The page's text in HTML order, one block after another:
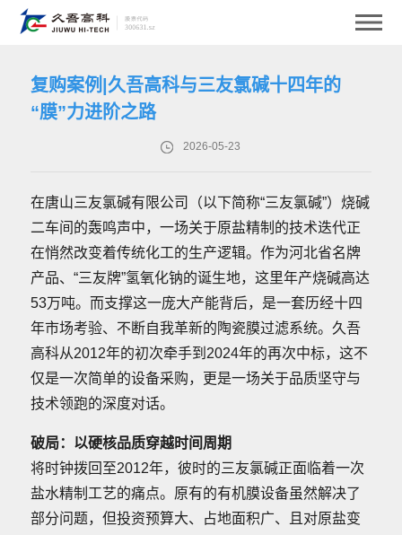
复购案例|久吾高科与三友氯碱十四年的
“膜”力进阶之路
2026-05-23
在唐山三友氯碱有限公司（以下简称“三友氯碱”）烧碱
二车间的轰鸣声中，一场关于原盐精制的技术迭代正
在悄然改变着传统化工的生产逻辑。作为河北省名牌
产品、“三友牌”氢氧化钠的诞生地，这里年产烧碱高达
53万吨。而支撑这一庞大产能背后，是一套历经十四
年市场考验、不断自我革新的陶瓷膜过滤系统。久吾
高科从2012年的初次牵手到2024年的再次中标，这不
仅是一次简单的设备采购，更是一场关于品质坚守与
技术领跑的深度对话。
破局：以硬核品质穿越时间周期
将时钟拨回至2012年，彼时的三友氯碱正面临着一次
盐水精制工艺的痛点。原有的有机膜设备虽然解决了
部分问题，但投资预算大、占地面积广、且对原盐变